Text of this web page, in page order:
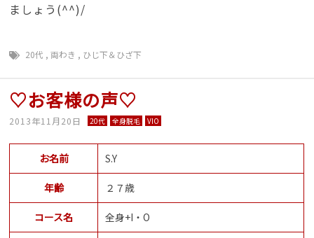
ましょう(^^)/
20代 ,両わき , ひじ下＆ひざ下
♡お客様の声♡
2013年11月20日 20代 全身脱毛 VIO
お名前 S.Y
年齢 ２７歳
コース名 全身+I・O